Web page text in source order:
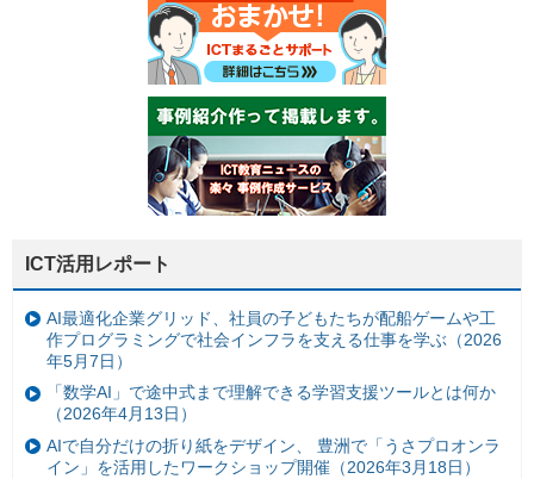
ICT活用レポート
AI最適化企業グリッド、社員の子どもたちが配船ゲームや工
作プログラミングで社会インフラを支える仕事を学ぶ（2026
年5月7日）
「数学AI」で途中式まで理解できる学習支援ツールとは何か
（2026年4月13日）
AIで自分だけの折り紙をデザイン、 豊洲で「うさプロオンラ
イン」を活用したワークショップ開催（2026年3月18日）